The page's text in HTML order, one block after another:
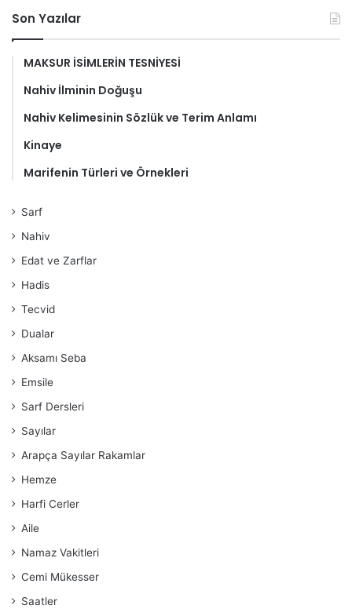
Son Yazılar
MAKSUR İSİMLERİN TESNİYESİ
Nahiv İlminin Doğuşu
Nahiv Kelimesinin Sözlük ve Terim Anlamı
Kinaye
Marifenin Türleri ve Örnekleri
Sarf
Nahiv
Edat ve Zarflar
Hadis
Tecvid
Dualar
Aksamı Seba
Emsile
Sarf Dersleri
Sayılar
Arapça Sayılar Rakamlar
Hemze
Harfi Cerler
Aile
Namaz Vakitleri
Cemi Mükesser
Saatler